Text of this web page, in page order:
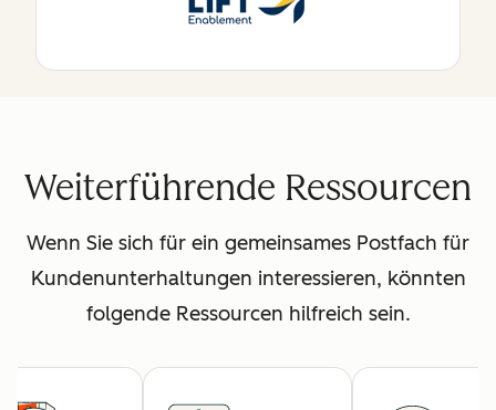
Weiterführende Ressourcen
Wenn Sie sich für ein gemeinsames Postfach für
Kundenunterhaltungen interessieren, könnten
folgende Ressourcen hilfreich sein.